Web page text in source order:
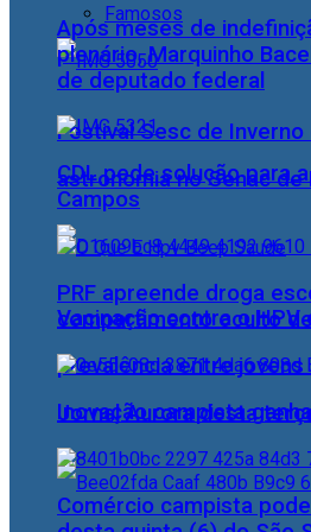
Famosos
Festival Sesc de
astronomia no Senac de
Vacinação contra o HPV
prevalência entre
Jornal Aurora desta
Após meses de
plenário, Marquinho
de deputado federal
CDL pede solução para
Campos
PRF apreende droga
compartimento oculto
Inovação campista
Comércio campista